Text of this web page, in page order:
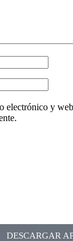
electrónico y
DESCARGAR